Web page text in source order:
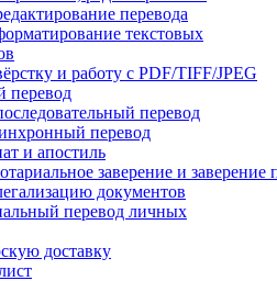
перевода
текстовых
и работу с PDF/TIFF/JPEG
перевод
перевод
перевод
и апостиль
заверение и
документов
перевод личных
доставку